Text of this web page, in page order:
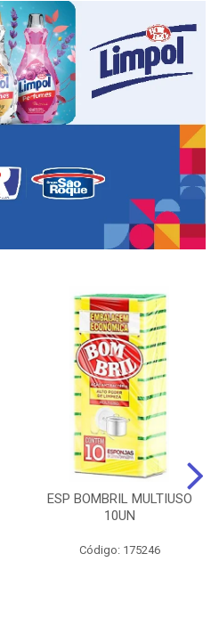
ESP BOMBRIL MULTIUSO
10UN
Código: 175246